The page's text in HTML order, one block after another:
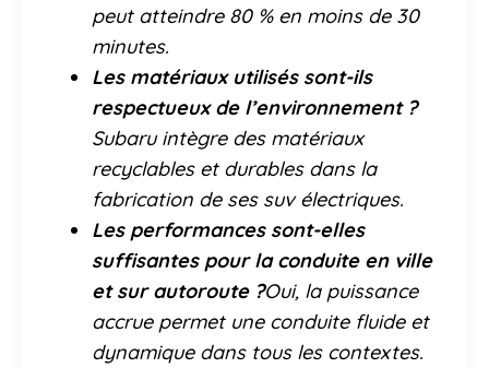
peut atteindre 80 % en moins de 30
minutes.
Les matériaux utilisés sont-ils
respectueux de l’environnement ?
Subaru intègre des matériaux
recyclables et durables dans la
fabrication de ses suv électriques.
Les performances sont-elles
suffisantes pour la conduite en ville
et sur autoroute ?Oui, la puissance
accrue permet une conduite fluide et
dynamique dans tous les contextes.